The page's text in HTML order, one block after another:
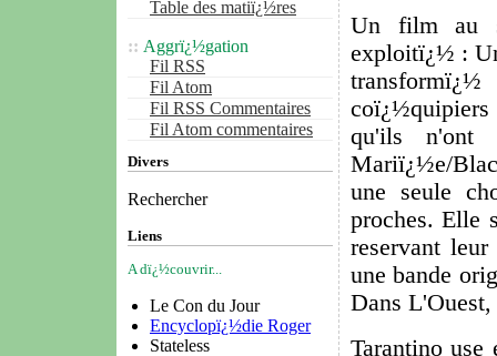
Table des matiï¿½res
Aggrï¿½gation
Fil RSS
Fil Atom
Fil RSS Commentaires
Fil Atom commentaires
Divers
Rechercher
Liens
A dï¿½couvrir...
Le Con du Jour
Encyclopï¿½die Roger
Stateless
Un film au
exploitï¿½ :
transformï¿½
qu'ils
Mariï¿½e/
une seule
proches. Elle
reservant
une bande
Dans
Tarantino